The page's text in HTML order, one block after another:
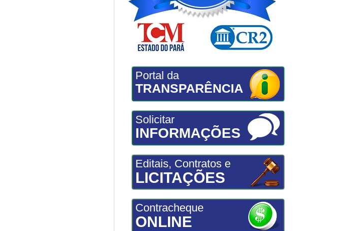
Portal da
TRANSPARÊNCIA
Solicitar
INFORMAÇÕES
Editais, Contratos e
LICITAÇÕES
Contracheque
ONLINE